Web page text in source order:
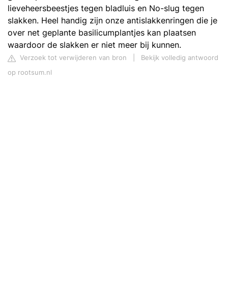
lieveheersbeestjes tegen bladluis en No-slug tegen
slakken. Heel handig zijn onze antislakkenringen die je
over net geplante basilicumplantjes kan plaatsen
waardoor de slakken er niet meer bij kunnen.
Verzoek tot verwijderen van bron
Bekijk volledig antwoord
op rootsum.nl